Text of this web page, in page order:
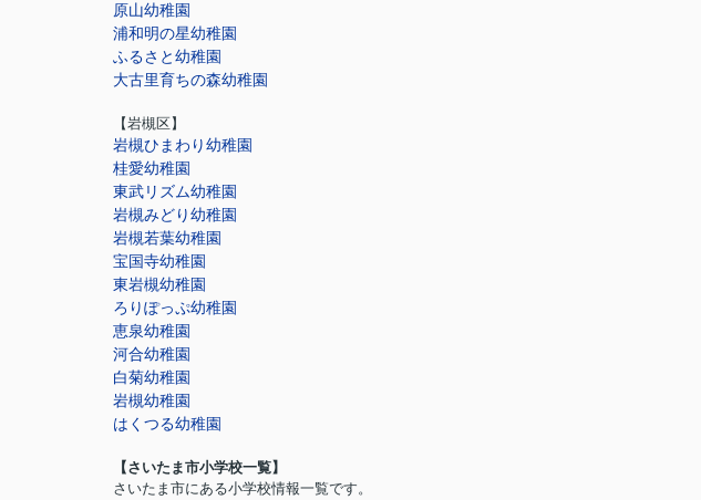
原山幼稚園
浦和明の星幼稚園
ふるさと幼稚園
大古里育ちの森幼稚園
【岩槻区】
岩槻ひまわり幼稚園
桂愛幼稚園
東武リズム幼稚園
岩槻みどり幼稚園
岩槻若葉幼稚園
宝国寺幼稚園
東岩槻幼稚園
ろりぽっぷ幼稚園
恵泉幼稚園
河合幼稚園
白菊幼稚園
岩槻幼稚園
はくつる幼稚園
【さいたま市小学校一覧】
さいたま市にある小学校情報一覧です。